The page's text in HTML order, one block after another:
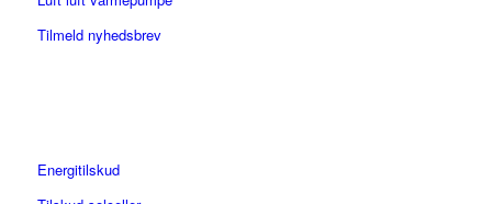
Tilmeld nyhedsbrev
Energitilskud